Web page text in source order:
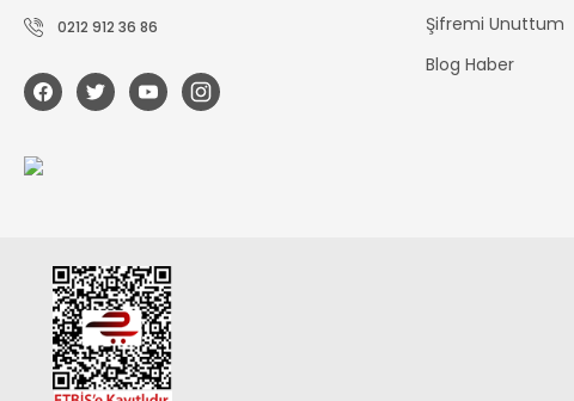
0212 912 36 86
Şifremi Unuttum
Blog Haber